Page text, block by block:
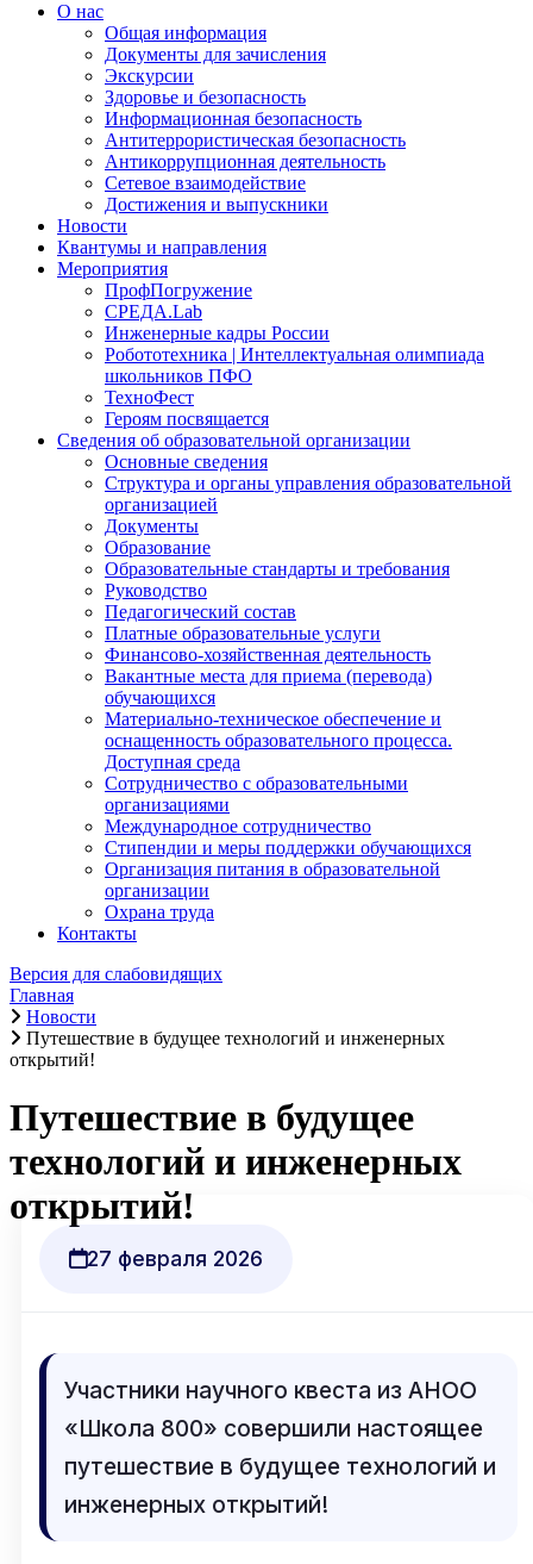
О нас
Общая информация
Документы для зачисления
Экскурсии
Здоровье и безопасность
Информационная безопасность
Антитеррористическая безопасность
Антикоррупционная деятельность
Сетевое взаимодействие
Достижения и выпускники
Новости
Квантумы и направления
Мероприятия
ПрофПогружение
СРЕДА.Lab
Инженерные кадры России
Робототехника | Интеллектуальная олимпиада
школьников ПФО
ТехноФест
Героям посвящается
Сведения об образовательной организации
Основные сведения
Структура и органы управления образовательной
организацией
Документы
Образование
Образовательные стандарты и требования
Руководство
Педагогический состав
Платные образовательные услуги
Финансово-хозяйственная деятельность
Вакантные места для приема (перевода)
обучающихся
Материально-техническое обеспечение и
оснащенность образовательного процесса.
Доступная среда
Сотрудничество с образовательными
организациями
Международное сотрудничество
Стипендии и меры поддержки обучающихся
Организация питания в образовательной
организации
Охрана труда
Контакты
Версия для слабовидящих
Главная
Новости
Путешествие в будущее технологий и инженерных
открытий!
Путешествие в будущее
технологий и инженерных
открытий!
27 февраля 2026
Участники научного квеста из АНОО
«Школа 800» совершили настоящее
путешествие в будущее технологий и
инженерных открытий!